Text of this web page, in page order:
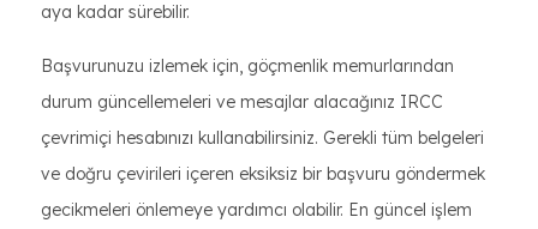
aya kadar sürebilir.
Başvurunuzu izlemek için, göçmenlik memurlarından
durum güncellemeleri ve mesajlar alacağınız IRCC
çevrimiçi hesabınızı kullanabilirsiniz. Gerekli tüm belgeleri
ve doğru çevirileri içeren eksiksiz bir başvuru göndermek
gecikmeleri önlemeye yardımcı olabilir. En güncel işlem